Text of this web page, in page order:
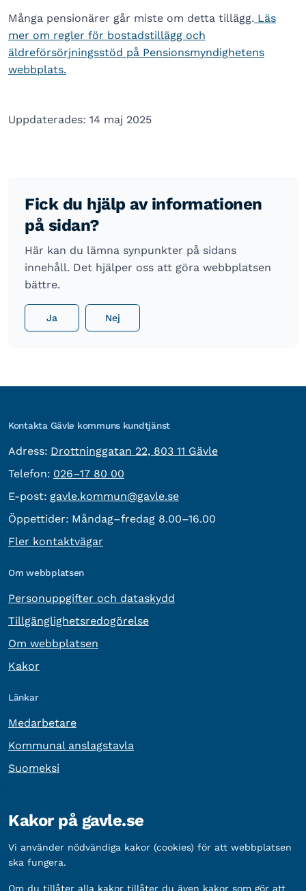
Många pensionärer går miste om detta tillägg. Läs
mer om regler för bostadstillägg och
äldreförsörjningsstöd på Pensionsmyndighetens
webbplats.
Uppdaterades: 14 maj 2025
Fick du hjälp av informationen
på sidan?
Här kan du lämna synpunkter på sidans
innehåll. Det hjälper oss att göra webbplatsen
bättre.
Ja Nej
Kontakta Gävle kommuns kundtjänst
Adress: besöksadress:
Drottninggatan 22, 803 11 Gävle
Telefon: Telefon:
026–17 80 00
E-post: E-post:
gavle.kommun@gavle.se
Öppettider: Måndag–fredag 8.00–16.00
Fler kontaktvägar
Om webbplatsen
Personuppgifter och dataskydd
Tillgänglighetsredogörelse
Om webbplatsen
Kakor
Länkar
Medarbetare
Kommunal anslagstavla
Suomeksi
Organisationsnummer: 212000-2338
Bankgironummer: 5888-2333
Kakor på gavle.se
Vi använder nödvändiga kakor (cookies) för att webbplatsen
ska fungera.
Om du tillåter alla kakor tillåter du även kakor som gör att